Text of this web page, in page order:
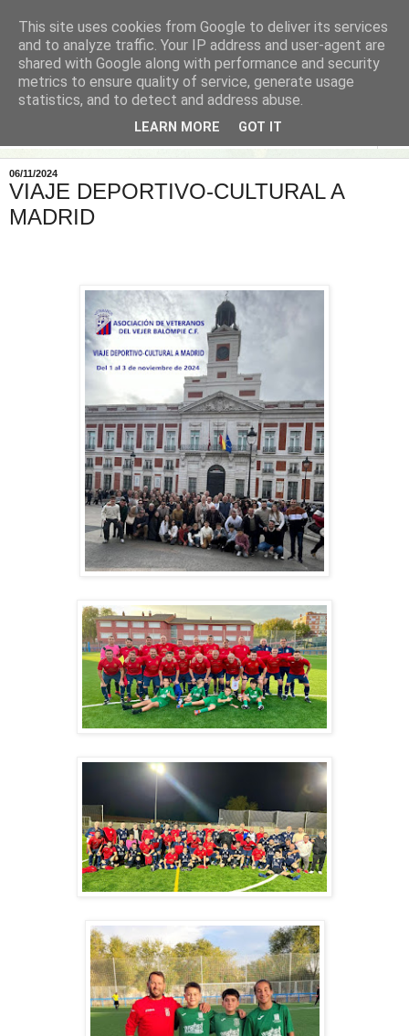
06/11/2024
VIAJE DEPORTIVO-CULTURAL A
MADRID
This site uses cookies from Google to deliver its services
and to analyze traffic. Your IP address and user-agent are
shared with Google along with performance and security
metrics to ensure quality of service, generate usage
statistics, and to detect and address abuse.
LEARN MORE GOT IT